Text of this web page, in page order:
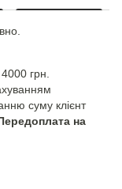
грн.
суму клієнт
на